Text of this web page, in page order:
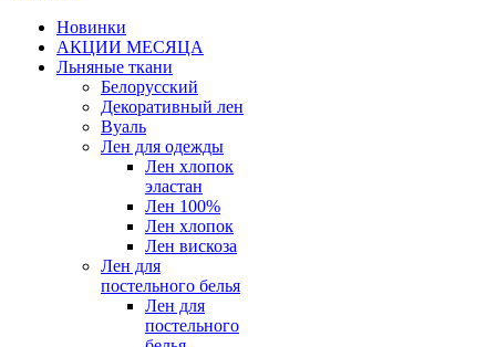
Новинки
АКЦИИ МЕСЯЦА
Льняные ткани
Белорусский
Декоративный лен
Вуаль
Лен для одежды
Лен хлопок
эластан
Лен 100%
Лен хлопок
Лен вискоза
Лен для
постельного белья
Лен для
постельного